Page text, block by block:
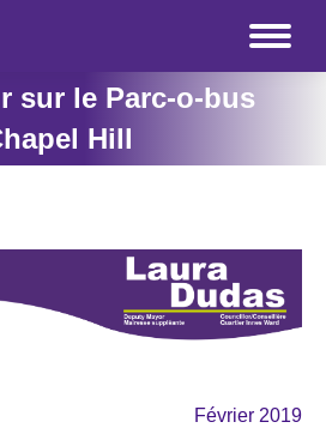
sur le Parc-o-bus
Hill
Février 2019